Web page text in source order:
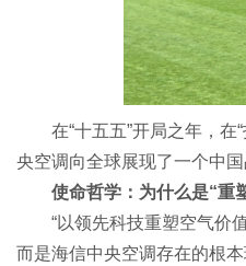
在“十五五”开局之年，
央空调向全球展现了一个中
使命哲学：为什么是“重
“以领先科技重塑空气价
而是海信中央空调存在的根本